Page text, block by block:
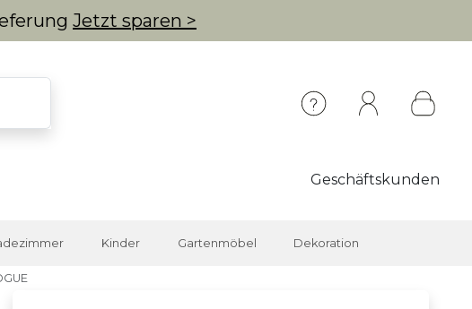
Jetzt sparen >
Geschäftskunden
Kinder Gartenmöbel Dekoration